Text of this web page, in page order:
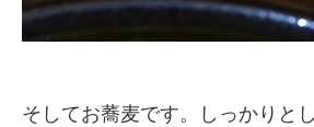
そしてお蕎麦です。しっかりと